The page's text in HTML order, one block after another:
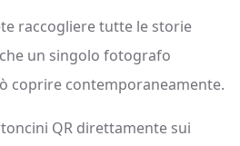
raccogliere tutte le storie
un singolo fotografo
coprire contemporaneamente.
QR direttamente sui